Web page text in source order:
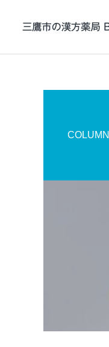
東洋医学（漢方）は術か学
COLUMN